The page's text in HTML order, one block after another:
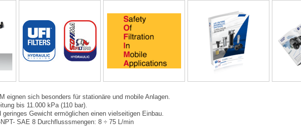
eignen sich besonders für stationäre und mobile Anlagen.
bis 11.000 kPa (110 bar).
geringes Gewicht ermöglichen einen vielseitigen Einbau.
SAE 8 Durchflusssmengen: 8 ÷ 75 L/min